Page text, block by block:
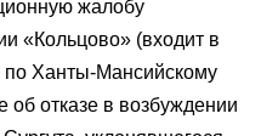
жалобу
«Кольцово» (входит в
Ханты-Мансийскому
об отказе в возбуждении